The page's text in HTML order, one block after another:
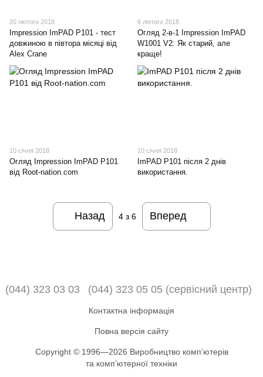
20 лютого 2018
Impression ImPAD P101 - тест
довжиною в півтора місяці від
Alex Crane
6 лютого 2018
Огляд 2-в-1 Impression ImPAD
W1001 V2: Як старий, але
краще!
10 січня 2018
Огляд Impression ImPAD P101
від Root-nation.com
10 січня 2018
ImPAD P101 після 2 днів
використання.
Назад 4з 6 Вперед
(044) 323 03 03 (044) 323 05 05 (сервісний центр)
Контактна інформація
Повна версія сайту
Copyright © 1996—2026 Виробництво компʼютерів
та компʼютерної техніки